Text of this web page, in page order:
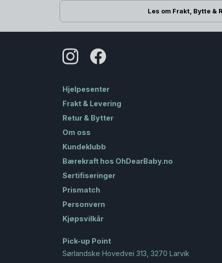
Les om Frakt, Bytte &
Hjelpesenter
Frakt & Levering
Retur & Bytter
Om oss
Kundeklubb
Bærekraft hos OhDearBaby.no
Sertifiseringer
Prismatch
Personvern
Kjøpsvilkår
Pick-up Point
Sørlandske Hovedvei 313, 3270 Larvik